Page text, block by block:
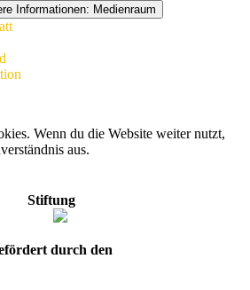
Informationen: Medienraum
Stiftung
durch den
Wenn du die Website weiter nutzt,
aus.